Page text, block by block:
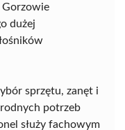
dużej
sprzętu, zanęt i
potrzeb
służy fachowym